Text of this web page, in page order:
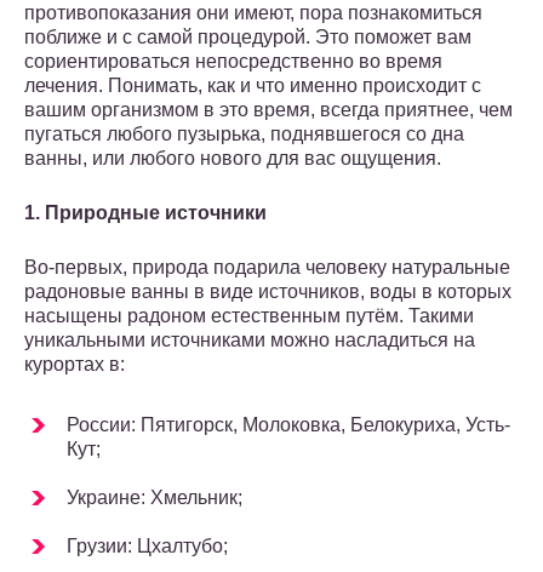
противопоказания они имеют, пора познакомиться
поближе и с самой процедурой. Это поможет вам
сориентироваться непосредственно во время
лечения. Понимать, как и что именно происходит с
вашим организмом в это время, всегда приятнее, чем
пугаться любого пузырька, поднявшегося со дна
ванны, или любого нового для вас ощущения.
1. Природные источники
Во-первых, природа подарила человеку натуральные
радоновые ванны в виде источников, воды в которых
насыщены радоном естественным путём. Такими
уникальными источниками можно насладиться на
курортах в:
России: Пятигорск, Молоковка, Белокуриха, Усть-
Кут;
Украине: Хмельник;
Грузии: Цхалтубо;